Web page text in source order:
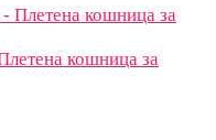
кошница за